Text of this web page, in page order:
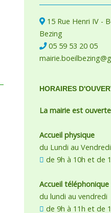
15 Rue Henri IV -
Bezing
05 59 53 20 05
HORAIRES
La mairie est ouverte
Accueil physique
du Lundi au Vendredi
de 9h à 10h et de
Accueil téléphonique
du lundi au vendredi
de 9h à 11h et de